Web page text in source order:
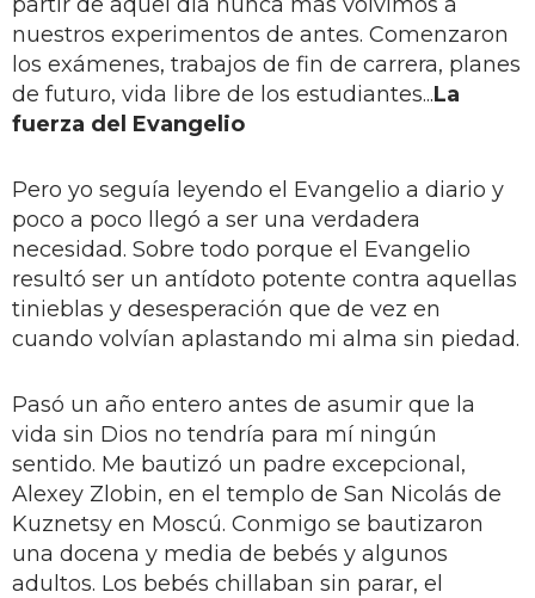
nuestros experimentos de antes. Comenzaron
los exámenes, trabajos de fin de carrera, planes
de futuro, vida libre de los estudiantes...La
fuerza del Evangelio
Pero yo seguía leyendo el Evangelio a diario y
poco a poco llegó a ser una verdadera
necesidad. Sobre todo porque el Evangelio
resultó ser un antídoto potente contra aquellas
tinieblas y desesperación que de vez en
cuando volvían aplastando mi alma sin piedad.
Pasó un año entero antes de asumir que la
vida sin Dios no tendría para mí ningún
sentido. Me bautizó un padre excepcional,
Alexey Zlobin, en el templo de San Nicolás de
Kuznetsy en Moscú. Conmigo se bautizaron
una docena y media de bebés y algunos
adultos. Los bebés chillaban sin parar, el